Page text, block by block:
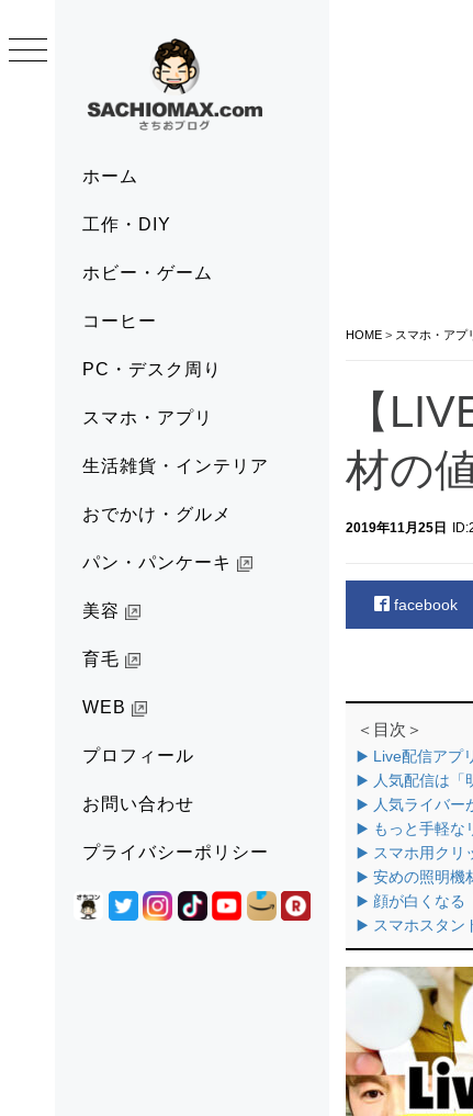
ホーム
工作・DIY
ホビー・ゲーム
コーヒー
PC・デスク周り
スマホ・アプリ
生活雑貨・インテリア
おでかけ・グルメ
パン・パンケーキ
美容
育毛
WEB
プロフィール
お問い合わせ
プライバシーポリシー
to
HOME > スマホ・アプ
【
材の
2019年11月25日
facebook
＜目次＞
▶️ Live配信アプ
▶️ 人気配信は「
▶️ 人気ライバー
▶️ もっと手軽な
▶️ スマホ用クリ
▶️ 安めの照明機
▶️ 顔が白くなる
▶️ スマホスタン